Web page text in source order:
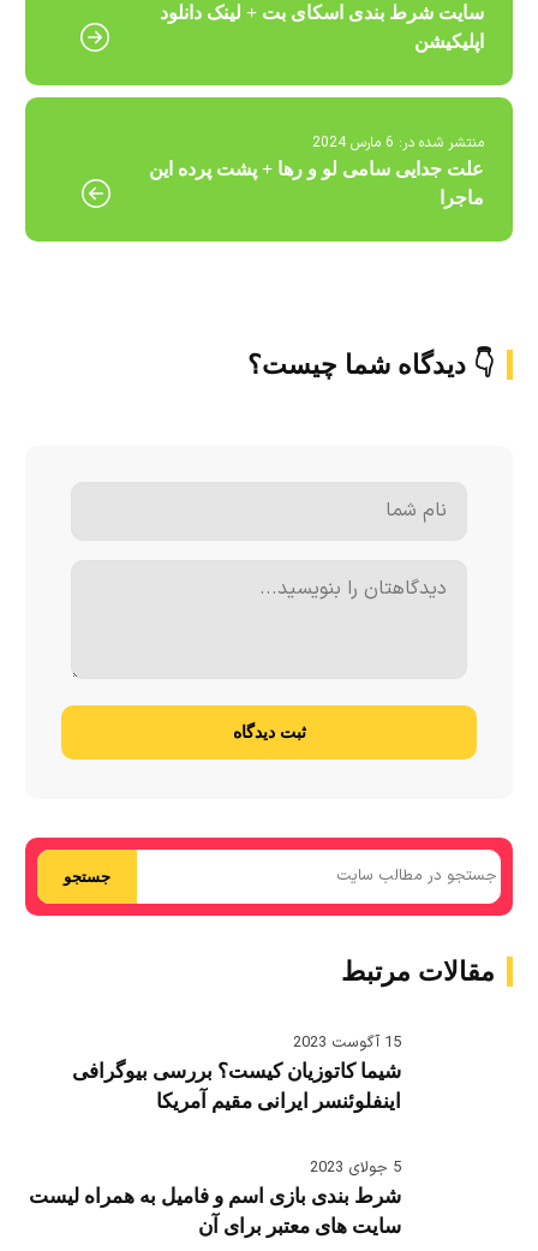
سایت شرط بندی اسکای بت + لینک دانلود
اپلیکیشن
منتشر شده در: 6 مارس 2024
علت جدایی سامی لو و رها + پشت پرده این
ماجرا
👇 دیدگاه شما چیست؟
ثبت دیدگاه
جستجو
مقالات مرتبط
15 آگوست 2023
شیما کاتوزیان کیست؟ بررسی بیوگرافی
اینفلوئنسر ایرانی مقیم آمریکا
5 جولای 2023
شرط بندی بازی اسم و فامیل به همراه لیست
سایت های معتبر برای آن